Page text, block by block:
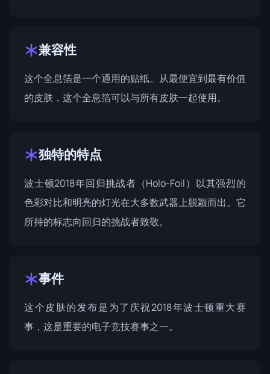
兼容性
这个全息箔是一个通用的贴纸。从最便宜到最有价值
的皮肤，这个全息箔可以与所有皮肤一起使用。
独特的特点
波士顿2018年回归挑战者（Holo-Foil）以其强烈的
色彩对比和明亮的灯光在大多数武器上脱颖而出。它
所持的标志向回归的挑战者致敬。
事件
这个皮肤的发布是为了庆祝2018年波士顿重大赛
事 ，这是重要的电子竞技赛事之一。